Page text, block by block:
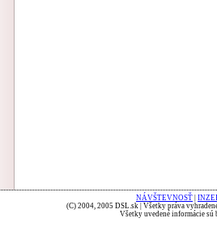
NÁVŠTEVNOSŤ
(C) 2004, 2005 DSL.sk | Všetky práva
Všetky uvedené informácie sú